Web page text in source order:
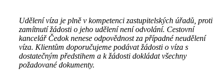
Udělení víza je plně v kompetenci zastupitelských úřadů, proti
zamítnutí žádosti o jeho udělení není odvolání. Cestovní
kancelář Čedok nenese odpovědnost za případné neudělení
víza. Klientům doporučujeme podávat žádosti o víza s
dostatečným předstihem a k žádosti dokládat všechny
požadované dokumenty.